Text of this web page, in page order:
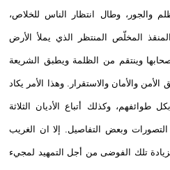
والجور، وطال انتظار الناس للخلاص،
المخلّص المنتظر الذي يملأ الأرض
وينتقم من الظلمة ويطبق الشريعة
والأمان والاستقرار. وهذا الأمر يكاد
وكذلك أتباع الأديان الثلاثة
وبعض التفاصيل. إلا ان الغريب
تلك الفوضى من أجل التمهيد لمجيء